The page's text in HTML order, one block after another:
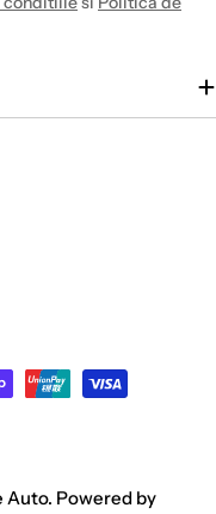
Auto. Powered by